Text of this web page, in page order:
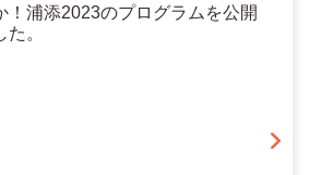
！浦添2023のプログラムを公開
た。